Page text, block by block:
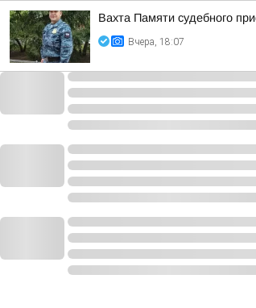
Вахта Памяти судебного
Вчера, 18:07